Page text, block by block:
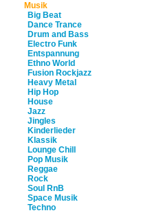
Musik
Big Beat
Dance Trance
Drum and Bass
Electro Funk
Entspannung
Ethno World
Fusion Rockjazz
Heavy Metal
Hip Hop
House
Jazz
Jingles
Kinderlieder
Klassik
Lounge Chill
Pop Musik
Reggae
Rock
Soul RnB
Space Musik
Techno